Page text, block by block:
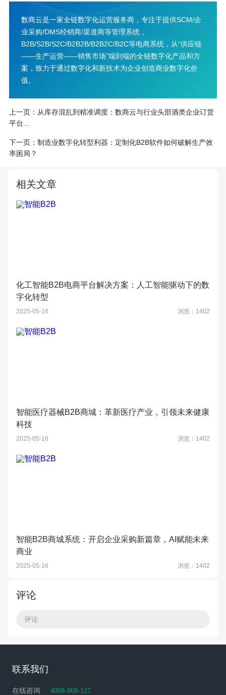
数商云是一家全链数字化运营服务商，专注于提供SCM/企
业采购/DMS经销商/渠道商等管理系统，
B2B/S2B/S2C/B2B2B/B2B2C/B2C等电商系统，从“供应链
——生产运营——销售市场”端到端的全链数字化产品和方
案，致力于通过数字化和新技术为企业创造商业数字化价
值。
上一页： 从库存混乱到精准调度：数商云与行业头部酒类企业订货
平台...
下一页： 制造业数字化转型利器：定制化B2B软件如何破解生产效
率困局？
相关文章
化工智能B2B电商平台解决方案：人工智能驱动下的数
字化转型
2025-05-16 浏览：1402
智能医疗器械B2B商城：革新医疗产业，引领未来健康
科技
2025-05-16 浏览：1402
智能B2B商城系统：开启企业采购新篇章，AI赋能未来
商业
2025-05-16 浏览：1402
评论
评论
联系我们
在线咨询 4008-868-127